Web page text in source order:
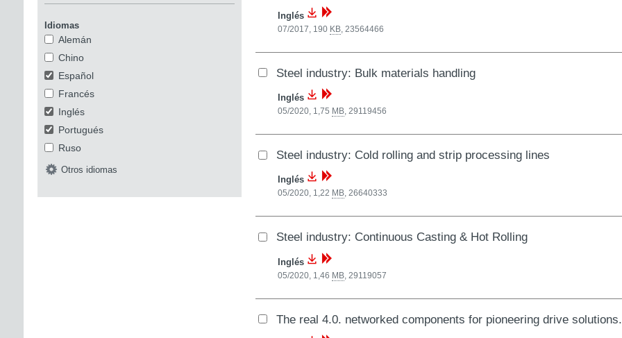
Idiomas
Alemán
Chino
Español
Francés
Inglés
Portugués
Ruso
Otros idiomas
Inglés
07/2017, 190 KB, 23564466
Steel industry: Bulk materials handling
Inglés
05/2020, 1,75 MB, 29119456
Steel industry: Cold rolling and strip processing lines
Inglés
05/2020, 1,22 MB, 26640333
Steel industry: Continuous Casting & Hot Rolling
Inglés
05/2020, 1,46 MB, 29119057
The real 4.0. networked components for pioneering drive